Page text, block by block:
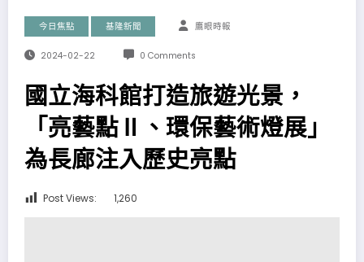
今日焦點 基隆新聞 鷹眼時報
2024-02-22 0 Comments
國立海科館打造旅遊光景，
「亮藝點Ⅱ、環保藝術燈展」
為長廊注入歷史亮點
Post Views: 1,260